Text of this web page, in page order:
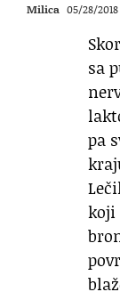
Milica 05/28/
sa
pa
koji